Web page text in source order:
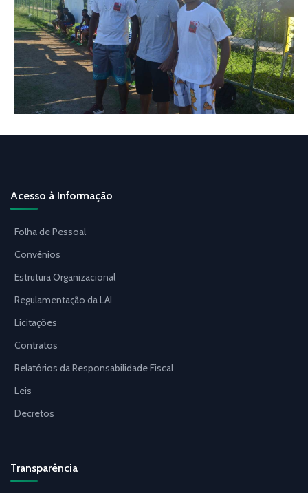
Acesso à Informação
Folha de Pessoal
Convênios
Estrutura Organizacional
Regulamentação da LAI
Licitações
Contratos
Relatórios da Responsabilidade Fiscal
Leis
Decretos
Transparência